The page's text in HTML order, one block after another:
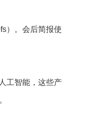
）。会后简报使
工智能，这些产